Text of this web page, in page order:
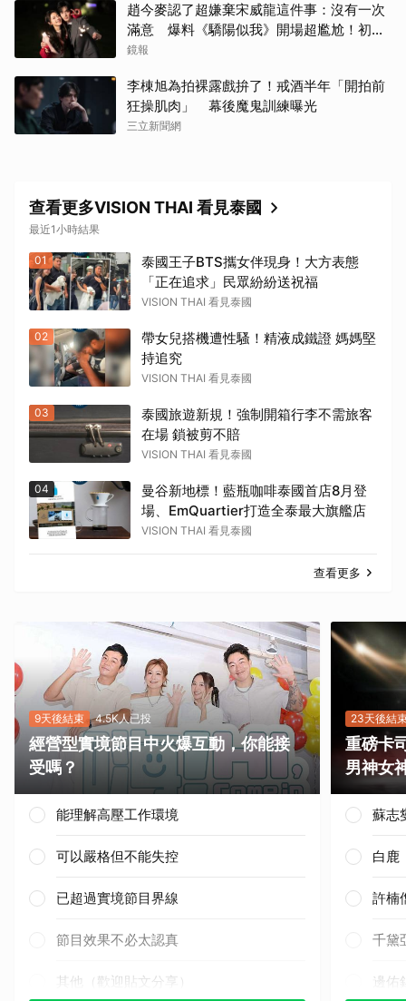
趙今麥認了超嫌棄宋威龍這件事：沒有一次
滿意 爆料《驕陽似我》開場超尷尬！初見
面就上演親密戲
鏡報
李棟旭為拍裸露戲拚了！戒酒半年「開拍前
狂操肌肉」 幕後魔鬼訓練曝光
三立新聞網
查看更多VISION THAI 看見泰國
最近1小時結果
01
泰國王子BTS攜女伴現身！大方表態
「正在追求」民眾紛紛送祝福
VISION THAI 看見泰國
02
帶女兒搭機遭性騷！精液成鐵證 媽媽堅
持追究
VISION THAI 看見泰國
03
泰國旅遊新規！強制開箱行李不需旅客
在場 鎖被剪不賠
VISION THAI 看見泰國
04
曼谷新地標！藍瓶咖啡泰國首店8月登
場、EmQuartier打造全泰最大旗艦店
VISION THAI 看見泰國
查看更多
9天後結束 4.5K人已投
經營型實境節目中火爆互動，你能接
受嗎？
能理解高壓工作環境
可以嚴格但不能失控
已超過實境節目界線
節目效果不必太認真
其他（歡迎貼文分享）
23天後結
重磅卡
男神女
蘇志
白鹿
許楠
千黛
邊佑